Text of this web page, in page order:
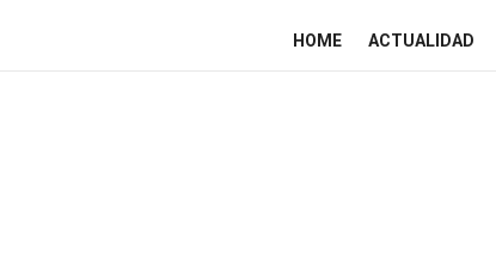
HOME ACTUALIDAD